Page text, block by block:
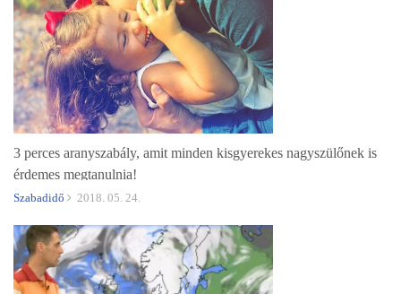
3 perces aranyszabály, amit minden kisgyerekes nagyszülőnek is
érdemes megtanulnia!
Szabadidő 2018. 05. 24.